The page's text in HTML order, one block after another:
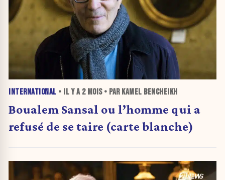
INTERNATIONAL • IL Y A 2 MOIS• PAR KAMEL BENCHEIKH
Boualem Sansal ou l’homme qui a
refusé de se taire (carte blanche)